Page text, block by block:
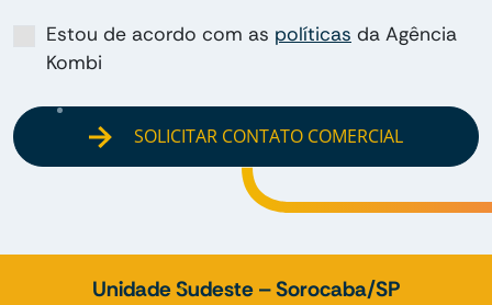
Estou de acordo com as políticas da Agência
Kombi
SOLICITAR CONTATO COMERCIAL
Unidade Sudeste – Sorocaba/SP